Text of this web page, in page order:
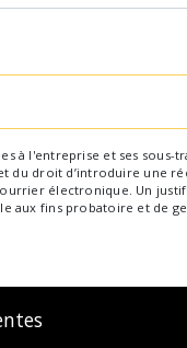
l'entreprise et ses sous-
droit d’introduire une
électronique. Un
aux fins probatoire et de